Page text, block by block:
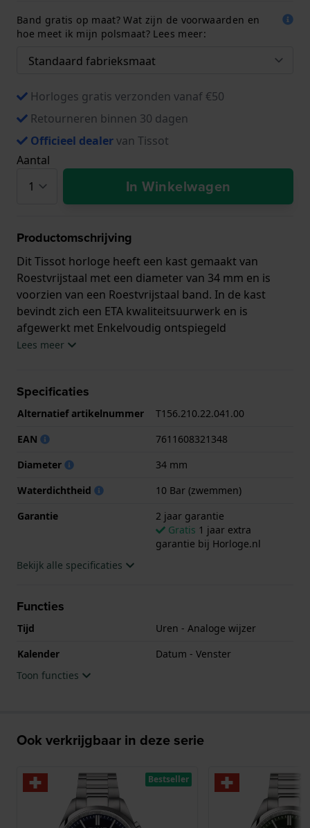
Band gratis op maat? Wat zijn de voorwaarden en
hoe meet ik mijn polsmaat? Lees meer:
Horloges gratis verzonden vanaf €50
Retourneren binnen 30 dagen
Officieel dealervan Tissot
Aantal
In Winkelwagen
Productomschrijving
Dit Tissot horloge heeft een kast gemaakt van
Roestvrijstaal met een diameter van 34 mm en is
voorzien van een Roestvrijstaal band. In de kast
bevindt zich een ETA kwaliteitsuurwerk en is
afgewerkt met Enkelvoudig ontspiegeld
saffierglasglas.
geschikt is om mee te zwemmen. Verder wordt het
horloge geleverd met 2 jaar garantie.
.
Lees meer
Specificaties
Alternatief artikelnummer
T156.210.22.041.00
EAN
7611608321348
Diameter
34 mm
Waterdichtheid
10 Bar (zwemmen)
Garantie
2 jaar garantie
Gratis 1 jaar extra
garantie bij Horloge.nl
Bekijk alle specificaties
Functies
Tijd
Uren - Analoge wijzer
Kalender
Datum - Venster
Toon functies
Ook verkrijgbaar in deze serie
Bestseller